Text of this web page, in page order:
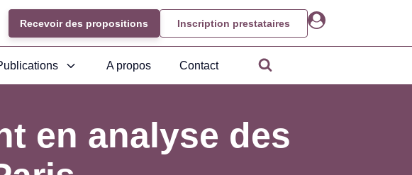
Recevoir des propositions Inscription prestataires
A propos Contact
en analyse des